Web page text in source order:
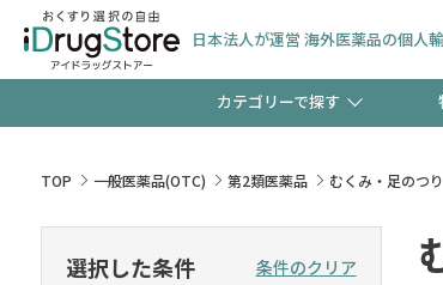
日本法人が運営 海外医薬品の個人
カテゴリーで探す
【週末限定
TOP 一般医薬品(OTC) 第2類医薬品 むくみ・足のつり
選択した条件 条件のクリア